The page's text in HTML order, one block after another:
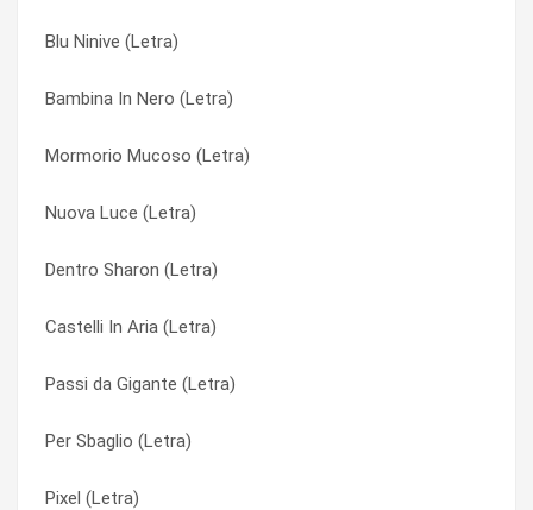
Blu Ninive (Letra)
Bambina In Nero (Letra)
Mormorio Mucoso (Letra)
Nuova Luce (Letra)
Dentro Sharon (Letra)
Castelli In Aria (Letra)
Passi da Gigante (Letra)
Per Sbaglio (Letra)
Pixel (Letra)
Don Calisto (Letra)
Dentro Sharon (Letra)
Corteccia (Nell’up-Nea) (Letra)
Colle Imane (Letra)
Castelli In Aria (Letra)
Caramel Pop (Letra)
Canzone Ostinata (Letra)
Canos (Letra)
Cannibale (Letra)
Lui Gareggia (Letra)
Meduse e tappeti (Letra)
Miami safari (Letra)
Miglioramento (Letra)
Mina (Letra)
Morbida (Letra)
Mormorio Mucoso (Letra)
Mu (Letra)
Muori Delay (Letra)